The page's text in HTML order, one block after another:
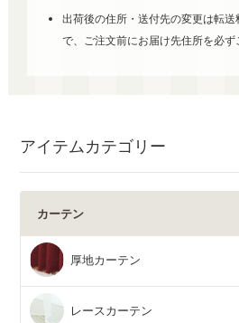
出荷後の住所・送付先の変更は転
で、ご注文前にお届け先住所を必ず
アイテムカテゴリー
カーテン
厚地カーテン
レースカーテン